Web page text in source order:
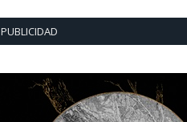
PUBLICIDAD